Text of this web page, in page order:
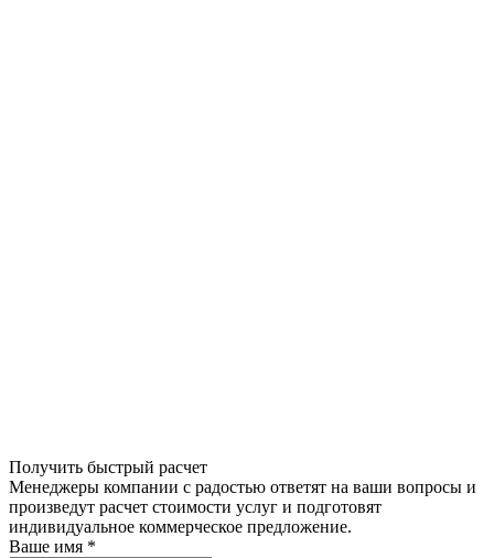
Получить быстрый расчет
Менеджеры компании с радостью ответят на ваши вопросы и
произведут расчет стоимости услуг и подготовят
индивидуальное коммерческое предложение.
Ваше имя *